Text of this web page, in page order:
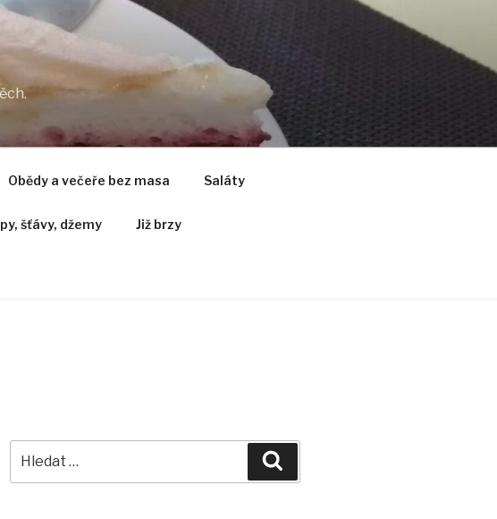
Obědy a večeře bez masa Saláty
šťávy, džemy Již brzy